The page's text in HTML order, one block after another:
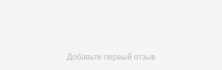
Добавьте первый отзыв